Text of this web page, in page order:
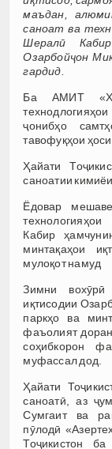
маъдан,
саноат ва
Шералӣ
Озарбойҷон
гардид.
Ба АМИТ
ҷонибҳо
тавофуқҳои
Ҳайати
саноатии
Ёдовар
Кабир
минтақаҳои
мулоқот намуд
Зимни вохӯрӣ
иқтисодии
паркҳо ва
фаъолият
соҳибкорон
муфассал дод.
Ҳайати
саноатӣ, аз
Сумгаит ва
пӯлодӣ
Тоҷикистон